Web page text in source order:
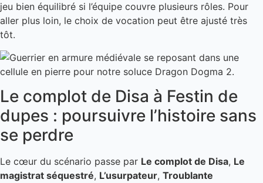
jeu bien équilibré si l’équipe couvre plusieurs rôles. Pour
aller plus loin, le choix de vocation peut être ajusté très
tôt.
Le complot de Disa à Festin de
dupes : poursuivre l’histoire sans
se perdre
Le cœur du scénario passe par Le complot de Disa, Le
magistrat séquestré, L’usurpateur, Troublante